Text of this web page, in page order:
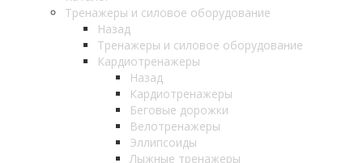
Тренажеры и силовое оборудование
Назад
Тренажеры и силовое оборудование
Кардиотренажеры
Назад
Кардиотренажеры
Беговые дорожки
Велотренажеры
Эллипсоиды
Лыжные тренажеры